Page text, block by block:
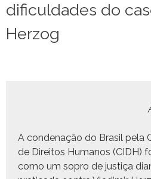
dificuldades do
Herzog
A con­de­nação do Brasil pela
de Dire­itos Humanos (CIDH)
como um sopro de justiça